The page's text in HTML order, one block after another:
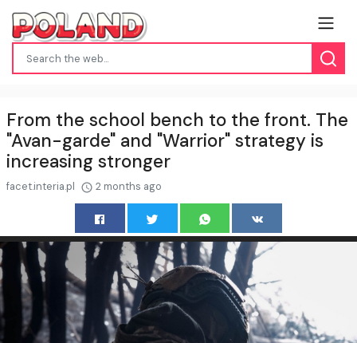
From the school bench to the front. The
"Avan-garde" and "Warrior" strategy is
increasing stronger
facet.interia.pl 2 months ago